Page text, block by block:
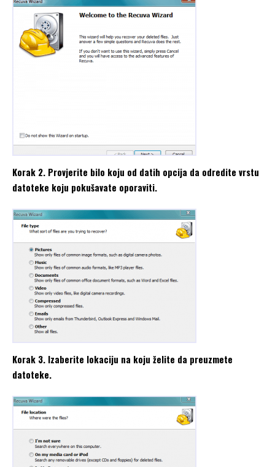
Korak 2. Provjerite bilo koju od datih opcija da odredite vrstu
datoteke koju pokušavate oporaviti.
Korak 3. Izaberite lokaciju na koju želite da preuzmete
datoteke.